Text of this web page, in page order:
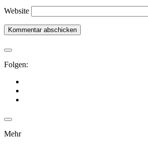
Website
Folgen:
Mehr